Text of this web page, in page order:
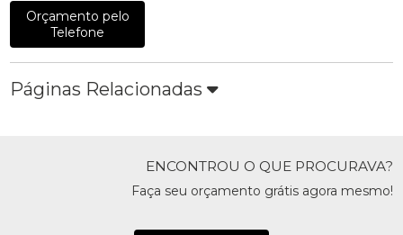
Orçamento pelo
Telefone
Páginas Relacionadas
ENCONTROU O QUE PROCURAVA?
Faça seu orçamento grátis agora mesmo!